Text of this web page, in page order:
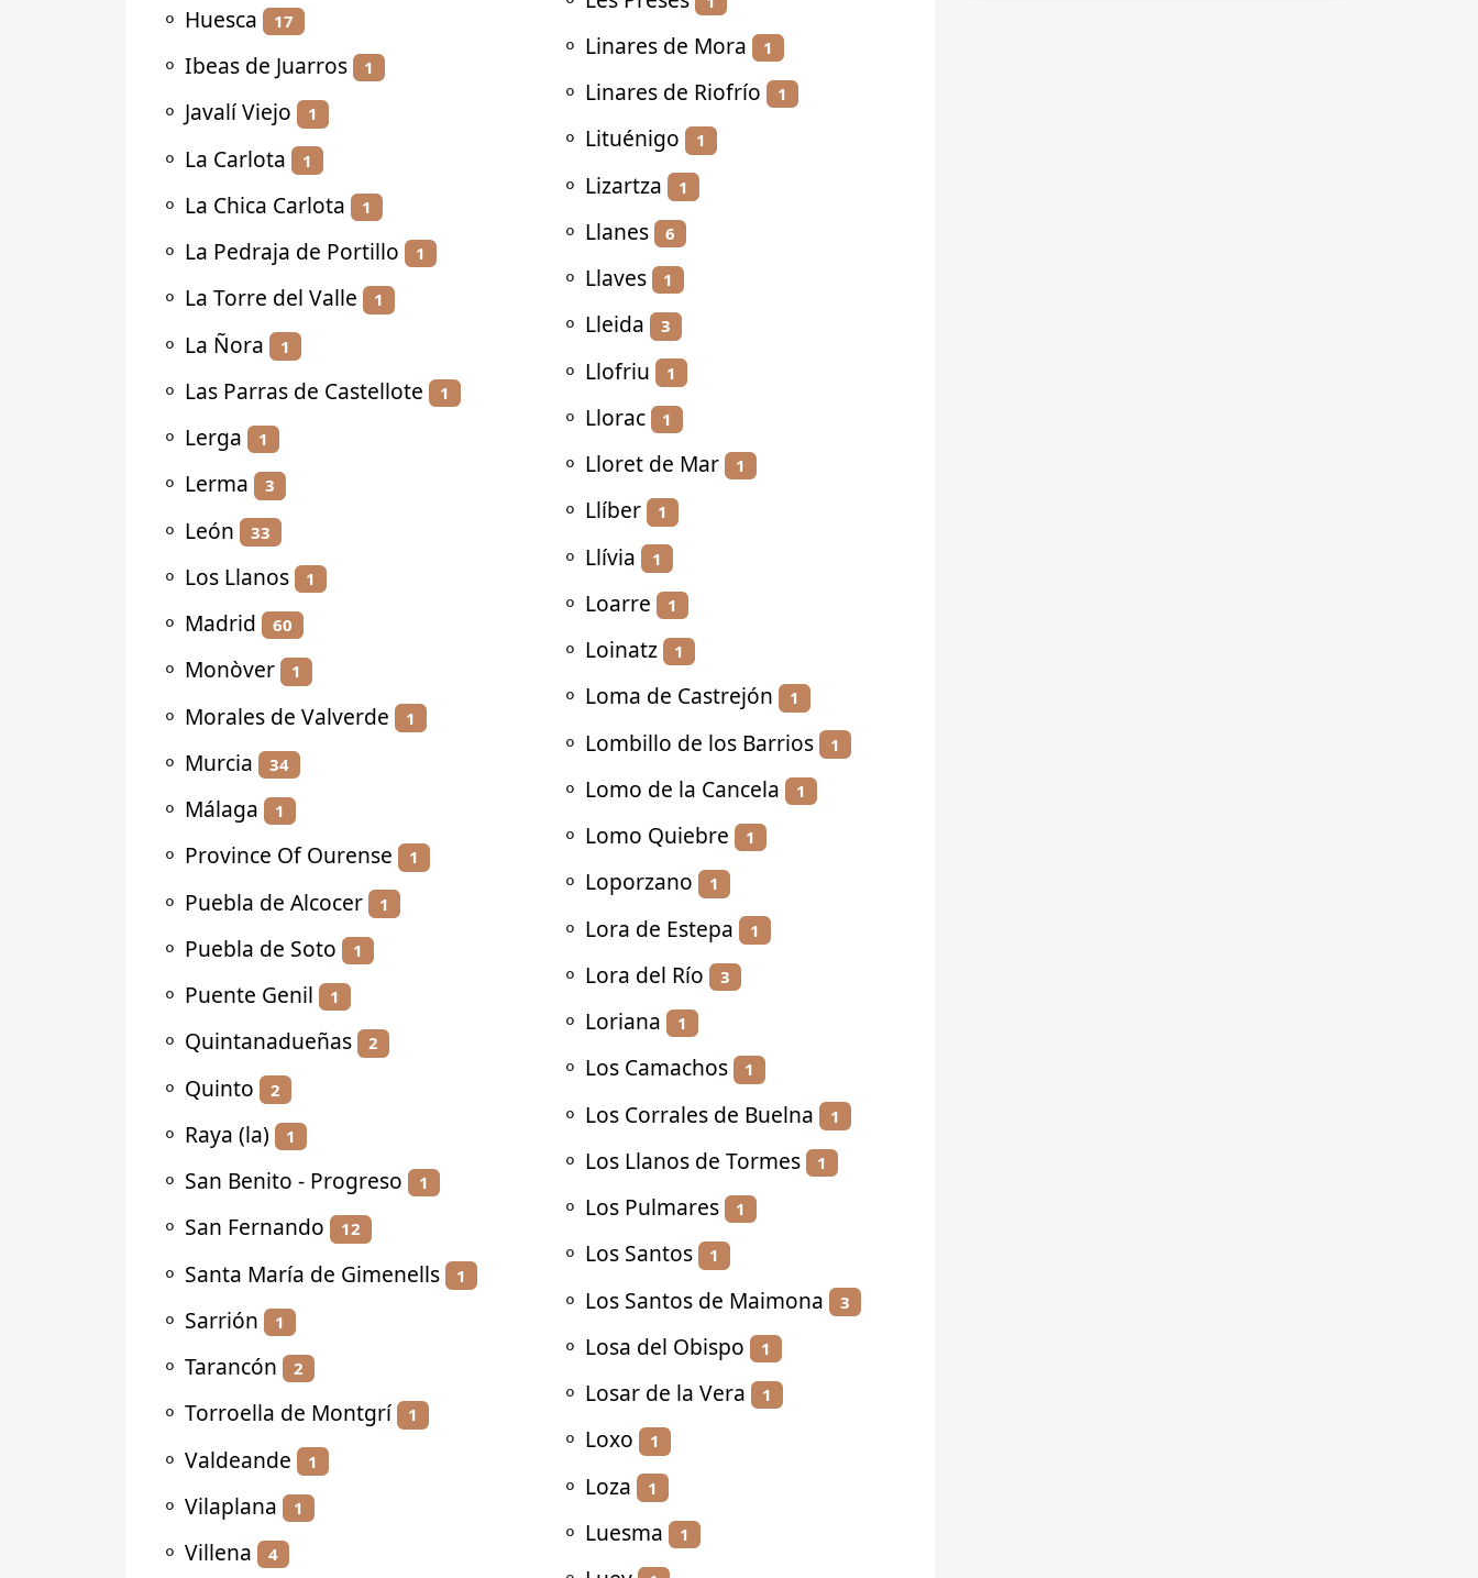
⚬ Huesca 17
⚬ Ibeas de Juarros 1
⚬ Javalí Viejo 1
⚬ La Carlota 1
⚬ La Chica Carlota 1
⚬ La Pedraja de Portillo 1
⚬ La Torre del Valle 1
⚬ La Ñora 1
⚬ Las Parras de Castellote 1
⚬ Lerga 1
⚬ Lerma 3
⚬ León 33
⚬ Los Llanos 1
⚬ Madrid 60
⚬ Monòver 1
⚬ Morales de Valverde 1
⚬ Murcia 34
⚬ Málaga 1
⚬ Province Of Ourense 1
⚬ Puebla de Alcocer 1
⚬ Puebla de Soto 1
⚬ Puente Genil 1
⚬ Quintanadueñas 2
⚬ Quinto 2
⚬ Raya (la) 1
⚬ San Benito - Progreso 1
⚬ San Fernando 12
⚬ Santa María de Gimenells 1
⚬ Sarrión 1
⚬ Tarancón 2
⚬ Torroella de Montgrí 1
⚬ Valdeande 1
⚬ Vilaplana 1
⚬ Villena 4
⚬ Linares de Mora 1
⚬ Linares de Riofrío 1
⚬ Lituénigo 1
⚬ Lizartza 1
⚬ Llanes 6
⚬ Llaves 1
⚬ Lleida 3
⚬ Llofriu 1
⚬ Llorac 1
⚬ Lloret de Mar 1
⚬ Llíber 1
⚬ Llívia 1
⚬ Loarre 1
⚬ Loinatz 1
⚬ Loma de Castrejón 1
⚬ Lombillo de los Barrios 1
⚬ Lomo de la Cancela 1
⚬ Lomo Quiebre 1
⚬ Loporzano 1
⚬ Lora de Estepa 1
⚬ Lora del Río 3
⚬ Loriana 1
⚬ Los Camachos 1
⚬ Los Corrales de Buelna 1
⚬ Los Llanos de Tormes 1
⚬ Los Pulmares 1
⚬ Los Santos 1
⚬ Los Santos de Maimona 3
⚬ Losa del Obispo 1
⚬ Losar de la Vera 1
⚬ Loxo 1
⚬ Loza 1
⚬ Luesma 1